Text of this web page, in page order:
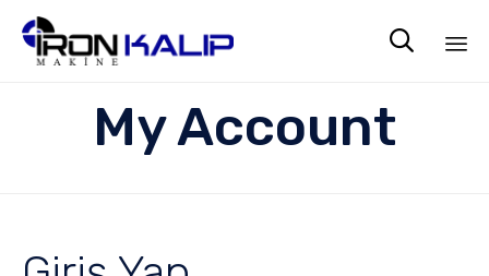

My Account